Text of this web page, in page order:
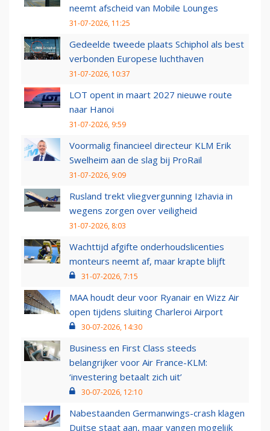
neemt afscheid van Mobile Lounges
31-07-2026, 11:25
Gedeelde tweede plaats Schiphol als best
verbonden Europese luchthaven
31-07-2026, 10:37
LOT opent in maart 2027 nieuwe route
naar Hanoi
31-07-2026, 9:59
Voormalig financieel directeur KLM Erik
Swelheim aan de slag bij ProRail
31-07-2026, 9:09
Rusland trekt vliegvergunning Izhavia in
wegens zorgen over veiligheid
31-07-2026, 8:03
Wachttijd afgifte onderhoudslicenties
monteurs neemt af, maar krapte blijft
31-07-2026, 7:15
MAA houdt deur voor Ryanair en Wizz Air
open tijdens sluiting Charleroi Airport
30-07-2026, 14:30
Business en First Class steeds
belangrijker voor Air France-KLM:
‘investering betaalt zich uit’
30-07-2026, 12:10
Nabestaanden Germanwings-crash klagen
Duitse staat aan, maar vangen mogelijk